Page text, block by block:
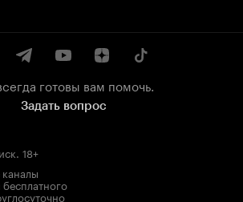
готовы вам помочь.
Задать вопрос
. 18+